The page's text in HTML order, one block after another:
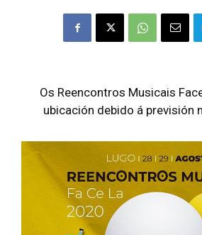
Os Reencontros Musicais
ubicación debido á previsión